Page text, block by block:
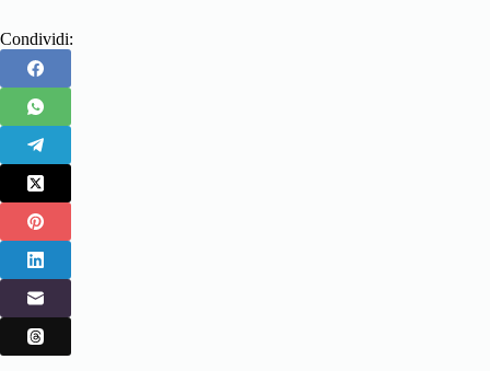
Condividi: